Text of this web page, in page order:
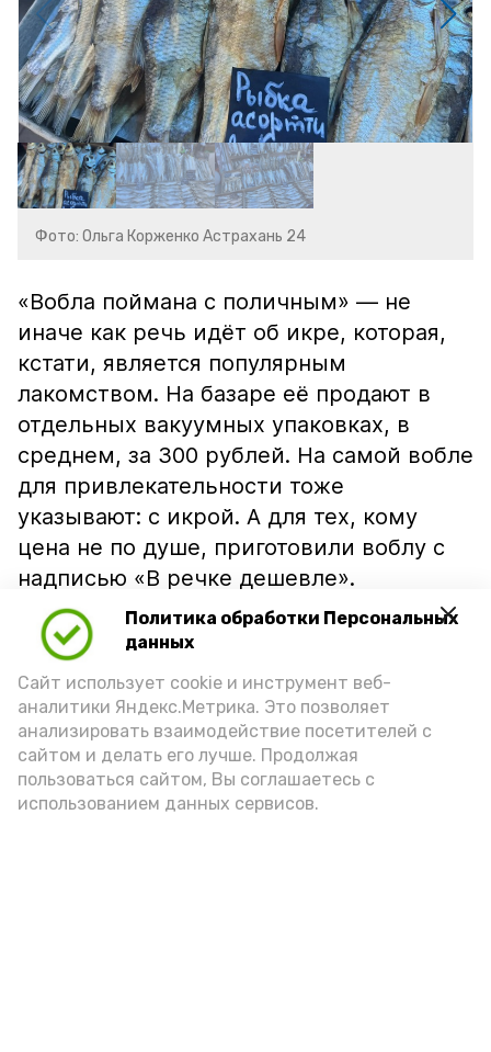
Политика обработки Персональных
данных
Сайт использует cookie и инструмент веб-
аналитики Яндекс.Метрика. Это позволяет
анализировать взаимодействие посетителей с
сайтом и делать его лучше. Продолжая
пользоваться сайтом, Вы соглашаетесь с
использованием данных сервисов.
Фото: Ольга Корженко Астрахань 24
«Вобла поймана с поличным» — не
иначе как речь идёт об икре, которая,
кстати, является популярным
лакомством. На базаре её продают в
отдельных вакуумных упаковках, в
среднем, за 300 рублей. На самой вобле
для привлекательности тоже
указывают: с икрой. А для тех, кому
цена не по душе, приготовили воблу с
надписью «В речке дешевле».